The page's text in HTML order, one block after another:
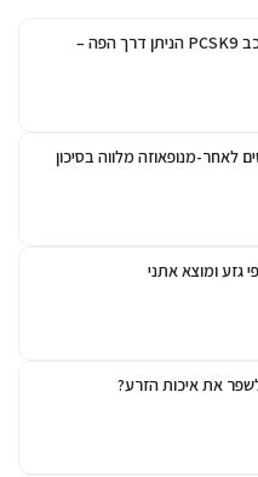
מחקר מבוקר־פלצבו במעכב PCSK9 הניתן דרך הפה –
לאחר-מנופאוזה מלווה בסיכון
גזע ומוצא אתני
את איכות הזרע?